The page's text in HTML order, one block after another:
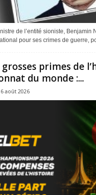
de l’entité sioniste, Benjamin
pour ses crimes de guerre,
grosses primes de
du monde :...
6 août 2026